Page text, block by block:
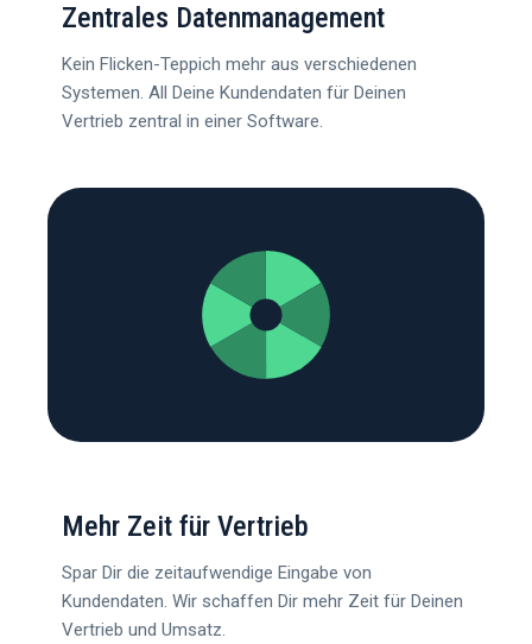
Zentrales Datenmanagement
Kein Flicken-Teppich mehr aus verschiedenen
Systemen. All Deine Kundendaten für Deinen
Vertrieb zentral in einer Software.
Mehr Zeit für Vertrieb
Spar Dir die zeitaufwendige Eingabe von
Kundendaten. Wir schaffen Dir mehr Zeit für Deinen
Vertrieb und Umsatz.